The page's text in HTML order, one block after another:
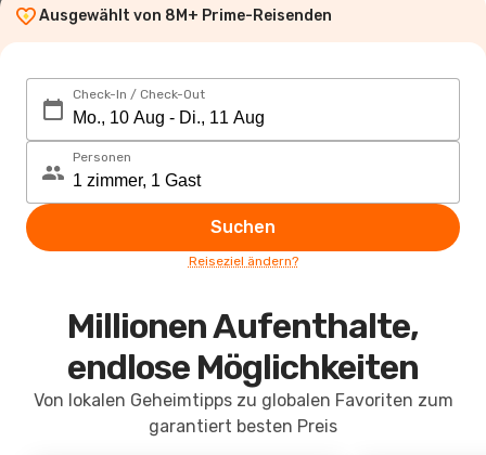
Ausgewählt von 8M+ Prime-Reisenden
Check-In / Check-Out
Personen
Suchen
Reiseziel ändern?
Millionen Aufenthalte,
endlose Möglichkeiten
Von lokalen Geheimtipps zu globalen Favoriten zum
garantiert besten Preis